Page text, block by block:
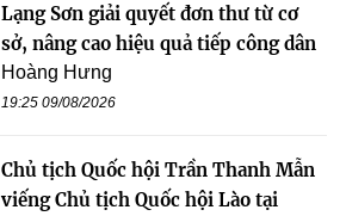
Lạng Sơn giải quyết đơn thư từ cơ
sở, nâng cao hiệu quả tiếp công dân
Hoàng Hưng
19:25 09/08/2026
Chủ tịch Quốc hội Trần Thanh Mẫn
viếng Chủ tịch Quốc hội Lào tại